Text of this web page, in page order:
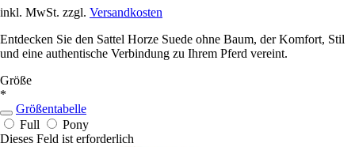
inkl. MwSt. zzgl. Versandkosten
Entdecken Sie den Sattel Horze Suede ohne Baum, der Komfort, Stil
und eine authentische Verbindung zu Ihrem Pferd vereint.
Größe
*
Größentabelle
Full
Pony
Dieses Feld ist erforderlich